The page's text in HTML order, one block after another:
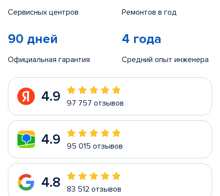
Сервисных центров Ремонтов в год
90 дней
Официальная гарантия
4 года
Средний опыт инженера
4.9 97 757 отзывов
4.9 95 015 отзывов
4.8 83 512 отзывов